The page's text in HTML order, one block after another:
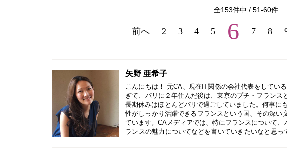
全153件中 / 51-60件
前へ 2 3 4 5 6 7 8
矢野 亜希子
こんにちは！ 元CA、現在IT関係の会社代表をしてい
ぎて、パリに２年住んだ後は、東京のプチ・フランス
長期休みはほとんどパリで過ごしていました。何事に
性がしっかり活躍できるフランスという国、その深
ています。CAメディアでは、特にフランスについて
ランスの魅力についてなどを書いていきたいなと思っ